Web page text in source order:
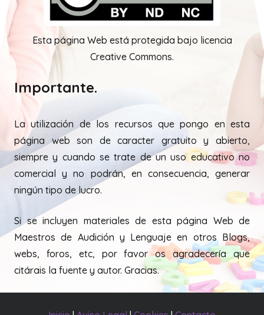
Esta página Web está protegida bajo licencia
Creative Commons.
Importante.
La utilización de los recursos que pongo en esta
página web son de caracter gratuito y abierto,
siempre y cuando se trate de un uso educativo no
comercial y no podrán, en consecuencia, generar
ningún tipo de lucro.
Si se incluyen materiales de esta página Web de
Maestros de Audición y Lenguaje en otros Blogs,
webs, foros, etc, por favor os agradecería que
citárais la fuente y autor. Gracias.